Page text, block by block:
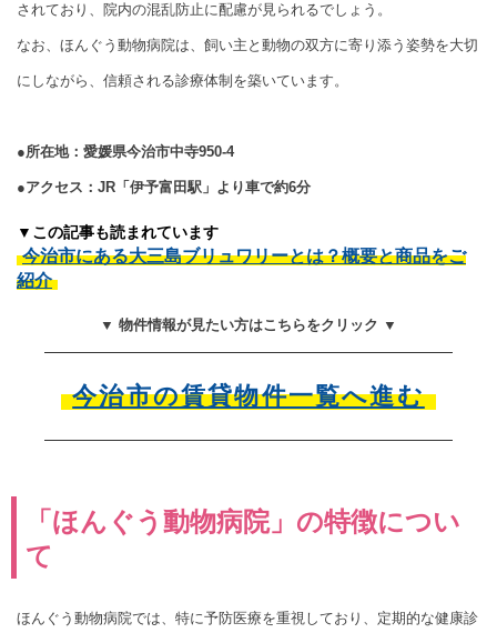
されており、院内の混乱防止に配慮が見られるでしょう。
なお、ほんぐう動物病院は、飼い主と動物の双方に寄り添う姿勢を大切
にしながら、信頼される診療体制を築いています。
●所在地：愛媛県今治市中寺950-4
●アクセス：JR「伊予富田駅」より車で約6分
▼この記事も読まれています
今治市にある大三島ブリュワリーとは？概要と商品をご
紹介
▼ 物件情報が見たい方はこちらをクリック ▼
今治市の賃貸物件一覧へ進む
「ほんぐう動物病院」の特徴につい
て
ほんぐう動物病院では、特に予防医療を重視しており、定期的な健康診